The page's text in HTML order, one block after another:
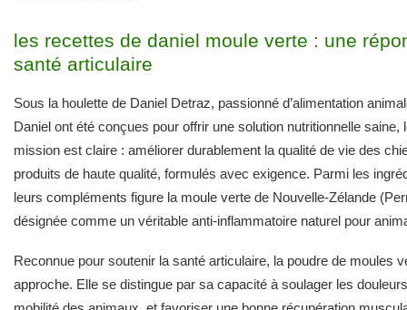
les recettes de daniel moule verte : une
santé articulaire
Sous la houlette de Daniel Detraz, passionné d’alimentation
Daniel ont été conçues pour offrir une solution nutritionnelle saine,
mission est claire : améliorer durablement la qualité de vie des
produits de haute qualité, formulés avec exigence. Parmi les
leurs compléments figure la moule verte de Nouvelle-Zélande
désignée comme un véritable anti-inflammatoire naturel pour
Reconnue pour soutenir la santé articulaire, la poudre de moules
approche. Elle se distingue par sa capacité à soulager les